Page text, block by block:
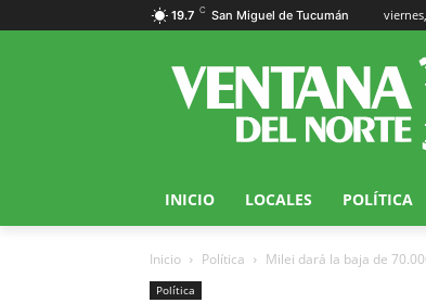
19.7 C San Miguel de Tucumán
INICIO LOCALES POLÍTICA
Inicio Política Milei dará la baja de
Política